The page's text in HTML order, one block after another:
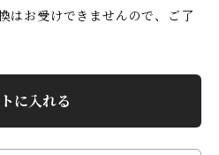
はお受けできませんので、ご了
に入れる